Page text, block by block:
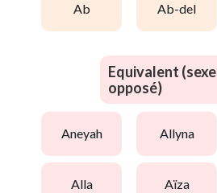
ab ab-del
Equivalent (sexe
opposé)
aneyah allyna
alla aïza